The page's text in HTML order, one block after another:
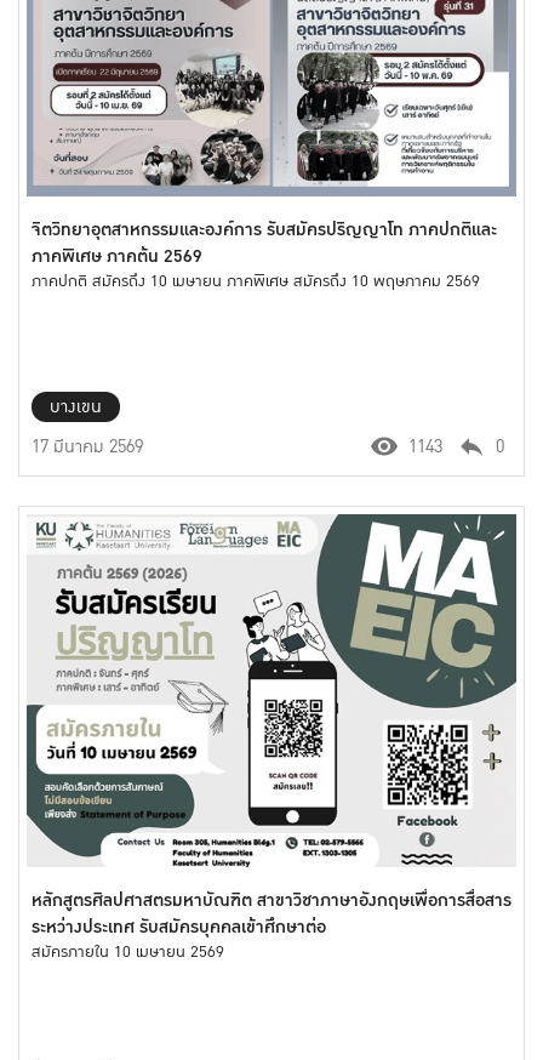
จิตวิทยาอุตสาหกรรมและองค์การ รับสมัครปริญญาโท ภาคปกติและ
ภาคพิเศษ ภาคต้น 2569
ภาคปกติ สมัครถึง 10 เมษายน ภาคพิเศษ สมัครถึง 10 พฤษภาคม 2569
บางเขน
17 มีนาคม 2569
1143 0
หลักสูตรศิลปศาสตรมหาบัณฑิต สาขาวิชาภาษาอังกฤษเพื่อการสื่อสาร
ระหว่างประเทศ รับสมัครบุคคลเข้าศึกษาต่อ
สมัครภายใน 10 เมษายน 2569